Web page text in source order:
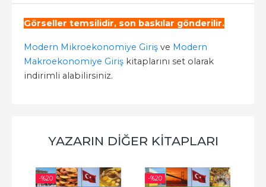
Görseller temsilidir, son baskılar gönderilir.
Modern Mikroekonomiye Giriş ve Modern
Makroekonomiye Giriş kitaplarını set olarak
indirimli alabilirsiniz.
YAZARIN DIĞER KITAPLARI
-%20 -%20